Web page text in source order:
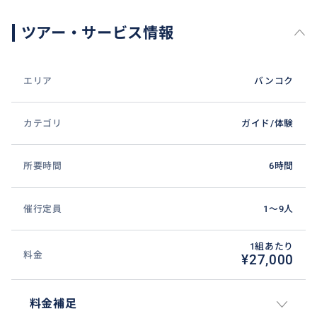
ツアー・サービス情報
エリア バンコク
カテゴリ ガイド/体験
所要時間 6時間
催行定員 1〜9人
料金
1組あたり
¥27,000
料金補足